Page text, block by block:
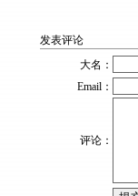
发表评论
大名：
Email：
评论：